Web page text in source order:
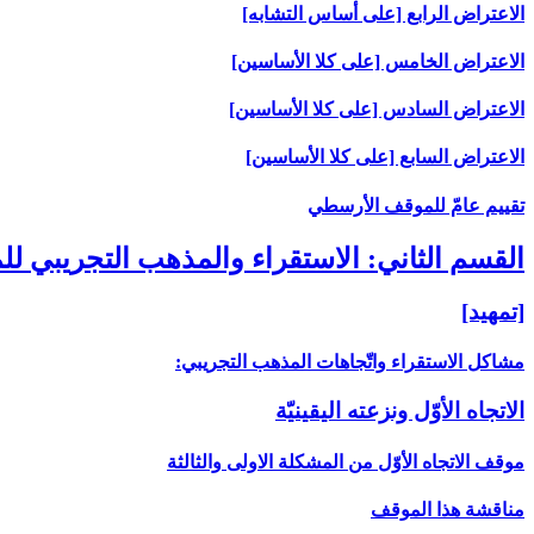
الاعتراض الرابع [على أساس التشابه‏]
الاعتراض الخامس [على كلا الأساسين‏]
الاعتراض السادس [على كلا الأساسين‏]
الاعتراض السابع [على كلا الأساسين‏]
تقييم عامّ للموقف الأرسطي
القسم الثاني: الاستقراء والمذهب التجريبي
[تمهيد]
مشاكل الاستقراء واتّجاهات المذهب التجريبي:
الاتجاه الأوّل ونزعته اليقينيّة
موقف الاتجاه الأوّل من المشكلة الاولى والثالثة
مناقشة هذا الموقف